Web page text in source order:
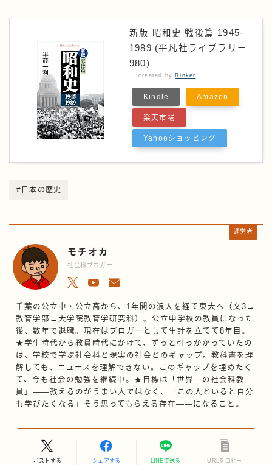
新版 昭和史 戦後篇 1945-
1989 (平凡社ライブラリー
980)
created by Rinker
Kindle Amazon
楽天市場
Yahooショッピング
#日本の歴史
運営者
モチオカ
社会科ブロガー
千葉の公立中・公立高から、1年間の浪人を経て東大へ（文3→
教育学部→大学院教育学研究科）。公立中学校の教員になった
後、数年で退職。現在はブロガーとして生計を立てて8年目。
★学生時代から教員時代にかけて、ずっと引っかかっていたの
は、学校で学ぶ社会科と現実の社会とのギャップ。教科書を理
解しても、ニュースを理解できない。このギャップを埋めたく
て、今も社会の勉強を継続中。★目標は「世界一の社会科教
員」——教えるのがうまい人ではなく、「この人といると自分
も学びたくなる」そう思ってもらえる存在——になること。
ポストする シェアする LINEで送る URLをコピー